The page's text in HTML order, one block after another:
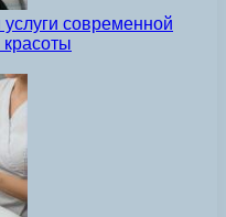
современной
красоты